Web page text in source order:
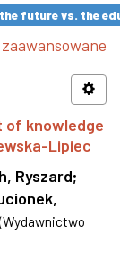
future vs. the
of knowledge
Lipiec
Ryszard;
(Wydawnictwo